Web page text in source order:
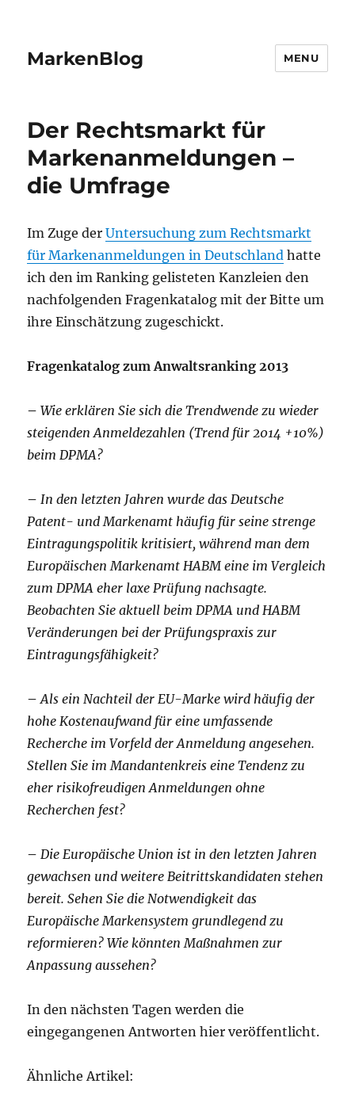
MarkenBlog MENU
Der Rechtsmarkt für
Markenanmeldungen –
die Umfrage
Im Zuge derUntersuchung zum Rechtsmarkt
für Markenanmeldungen in Deutschland hatte
ich den im Ranking gelisteten Kanzleien den
nachfolgenden Fragenkatalog mit der Bitte um
ihre Einschätzung zugeschickt.
Fragenkatalog zum Anwaltsranking 2013
– Wie erklären Sie sich die Trendwende zu wieder
steigenden Anmeldezahlen (Trend für 2014 +10%)
beim DPMA?
– In den letzten Jahren wurde das Deutsche
Patent- und Markenamt häufig für seine strenge
Eintragungspolitik kritisiert, während man dem
Europäischen Markenamt HABM eine im Vergleich
zum DPMA eher laxe Prüfung nachsagte.
Beobachten Sie aktuell beim DPMA und HABM
Veränderungen bei der Prüfungspraxis zur
Eintragungsfähigkeit?
– Als ein Nachteil der EU-Marke wird häufig der
hohe Kostenaufwand für eine umfassende
Recherche im Vorfeld der Anmeldung angesehen.
Stellen Sie im Mandantenkreis eine Tendenz zu
eher risikofreudigen Anmeldungen ohne
Recherchen fest?
– Die Europäische Union ist in den letzten Jahren
gewachsen und weitere Beitrittskandidaten stehen
bereit. Sehen Sie die Notwendigkeit das
Europäische Markensystem grundlegend zu
reformieren? Wie könnten Maßnahmen zur
Anpassung aussehen?
In den nächsten Tagen werden die
eingegangenen Antworten hier veröffentlicht.
Ähnliche Artikel: